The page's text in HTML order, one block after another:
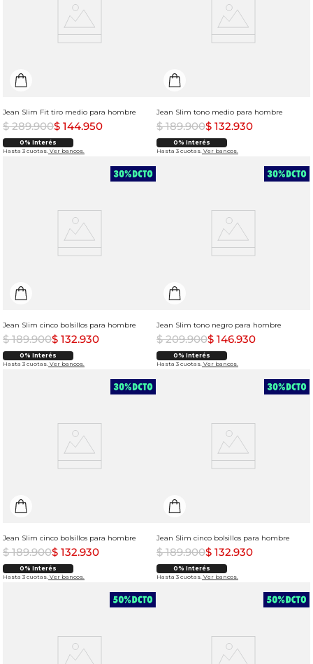
Jean Slim Fit tiro medio para hombre
$ 289.900$ 144.950
0% Interés
Hasta 3 cuotas. Ver bancos.
Jean Slim tono medio para hombre
$ 189.900$ 132.930
0% Interés
Hasta 3 cuotas. Ver bancos.
Jean Slim cinco bolsillos para hombre
$ 189.900$ 132.930
0% Interés
Hasta 3 cuotas. Ver bancos.
Jean Slim tono negro para hombre
$ 209.900$ 146.930
0% Interés
Hasta 3 cuotas. Ver bancos.
Jean Slim cinco bolsillos para hombre
$ 189.900$ 132.930
0% Interés
Hasta 3 cuotas. Ver bancos.
Jean Slim cinco bolsillos para hombre
$ 189.900$ 132.930
0% Interés
Hasta 3 cuotas. Ver bancos.